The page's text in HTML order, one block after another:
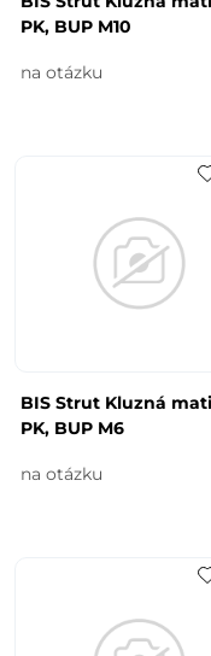
PK, BUP M10
na otázku
BIS Strut Kluzná
PK, BUP M6
na otázku